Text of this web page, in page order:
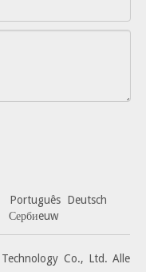
Português Deutsch
Сербиeuw
Co., Ltd. Alle